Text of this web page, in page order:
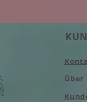
Über